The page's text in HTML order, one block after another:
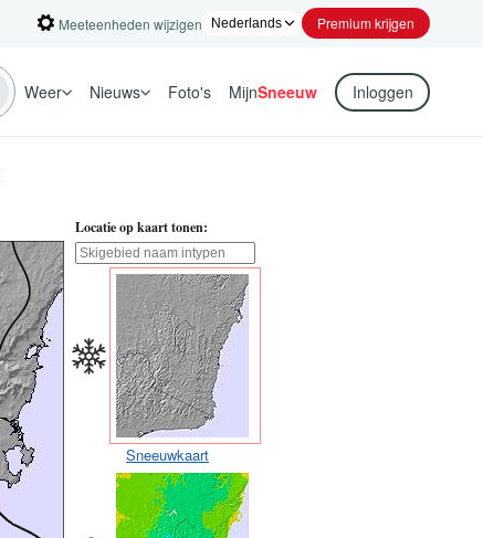
Meeteenheden wijzigen Premium krijgen
Weer Nieuws Foto's MijnSneeuw Inloggen
Locatie op kaart tonen:
Sneeuwkaart